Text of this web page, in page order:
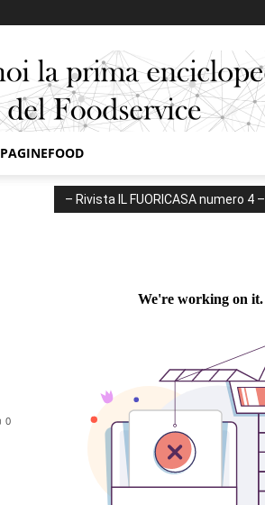
PAGINEFOOD
0
– Rivista IL FUORICASA numero 4 –